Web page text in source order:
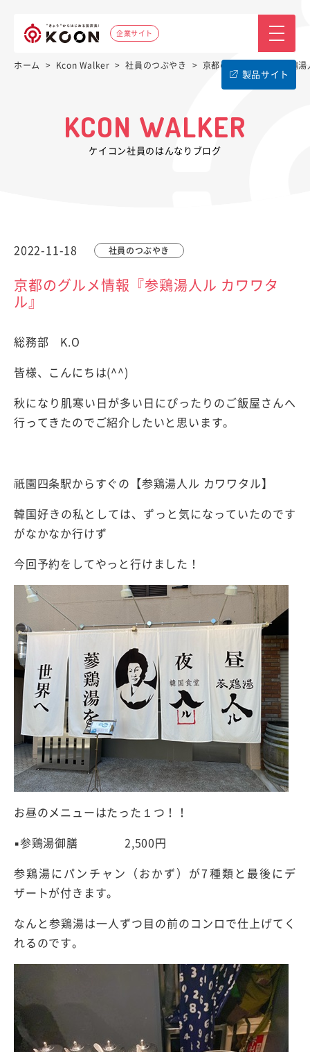
企業サイト
製品サイト
ホーム > Kcon Walker > 社員のつぶやき > 京都のグルメ情報『参鶏
KCON WALKER
ケイコン社員のはんなりブログ
2022-11-18 社員のつぶやき
京都のグルメ情報『参鶏湯人ル カワワタ
ル』
総務部 K.O
皆様、こんにちは(^^)
秋になり肌寒い日が多い日にぴったりのご飯屋さんへ
行ってきたのでご紹介したいと思います。
祇園四条駅からすぐの【参鶏湯人ル カワワタル】
韓国好きの私としては、ずっと気になっていたのです
がなかなか行けず
今回予約をしてやっと行けました！
お昼のメニューはたった１つ！！
▪️参鶏湯御膳2,500 円
参鶏湯にパンチャン（おかず）が7種類と最後にデ
ザートが付きます。
なんと参鶏湯は一人ずつ目の前のコンロで仕上げてく
れるのです。